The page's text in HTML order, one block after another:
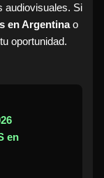
audiovisuales. Si
en Argentinao
oportunidad.
en